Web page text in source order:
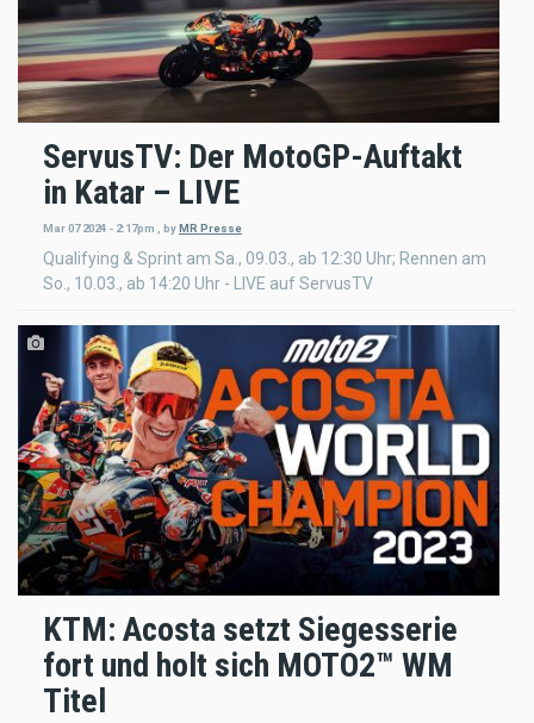
ServusTV: Der MotoGP-Auftakt
in Katar – LIVE
Mar 07 2024 - 2:17pm byMR Presse
Qualifying & Sprint am Sa., 09.03., ab 12:30 Uhr; Rennen am
So., 10.03., ab 14:20 Uhr - LIVE auf ServusTV
KTM: Acosta setzt Siegesserie
fort und holt sich MOTO2™ WM
Titel